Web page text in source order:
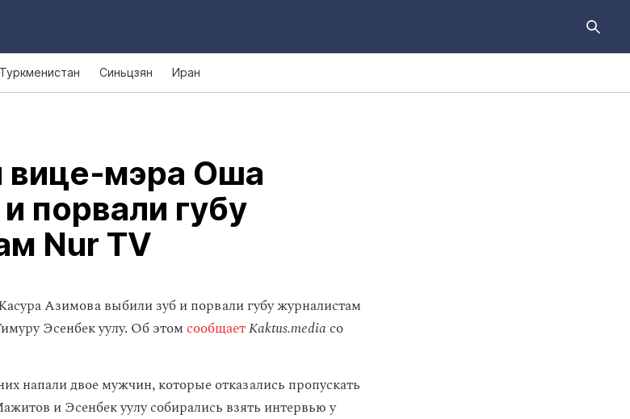
Туркменистан Синьцзян Иран
вице‑мэра Оша
порвали губу
Nur TV
Азимова выбили зуб и порвали губу журналистам
Эсенбек уулу. Об этомсообщаетKaktus.mediaсо
напали двое мужчин, которые отказались пропускать
и Эсенбек уулу собирались взять интервью у